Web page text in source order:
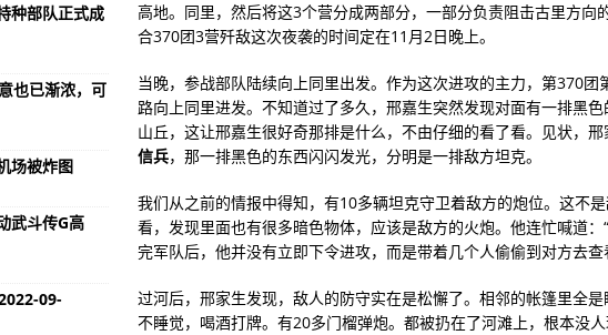
年零八个月就取得了全胜(组图)
好，没有一点问题，也没有遭到任何敌人的袭击
3通关攻略
比的话，你会怎么看？
风战斗机阵风达12吨
战军渡江战役指挥部旧址中国人民解放军海军诞生地纪念馆高港区(组图)
高地。同里，然后将这3个营分成两部分，一部分负责阻击古里方向
合370团3营歼敌这次夜袭的时间定在11月2日晚上。
当晚，参战部队陆续向上同里出发。作为这次进攻的主力，第370
路向上同里进发。不知道过了多久，邢嘉生突然发现对面有一排黑
山丘，这让邢嘉生很好奇那排是什么，不由仔细的看了看。见状，
信兵，那一排黑色的东西闪闪发光，分明是一排敌方坦克。
我们从之前的情报中得知，有10多辆坦克守卫着敌方的炮位。这不
看，发现里面也有很多暗色物体，应该是敌方的火炮。他连忙喊道
完军队后，他并没有立即下令进攻，而是带着几个人偷偷到对方去查
过河后，邢家生发现，敌人的防守实在是松懈了。相邻的帐篷里全
不睡觉，喝酒打牌。有20多门榴弹炮。都被扔在了河滩上，根本没
种部队正式成
也已渐浓，可
场被炸图
武斗传G高
09-